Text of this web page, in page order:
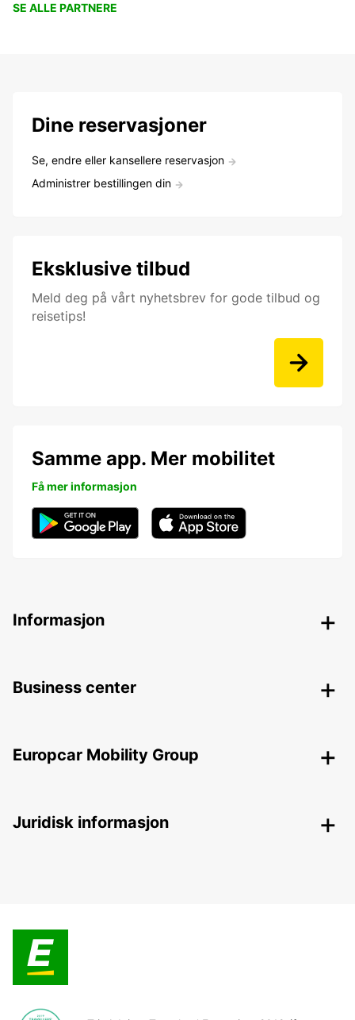
SE ALLE PARTNERE
Dine reservasjoner
Se, endre eller kansellere reservasjon
Administrer bestillingen din
Eksklusive tilbud
Meld deg på vårt nyhetsbrev for gode tilbud og
reisetips!
Samme app. Mer mobilitet
Få mer informasjon
Informasjon
Business center
Europcar Mobility Group
Juridisk informasjon